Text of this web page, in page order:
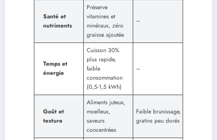
Santé et
nutriments
Préserve
vitamines et
minéraux, zéro
graisse ajoutée
–
Temps et
énergie
Cuisson 30%
plus rapide,
faible
consommation
(0,5-1,5 kWh)
–
Goût et
texture
Aliments juteux,
moelleux,
saveurs
concentrées
Faible brunissage,
gratins peu dorés